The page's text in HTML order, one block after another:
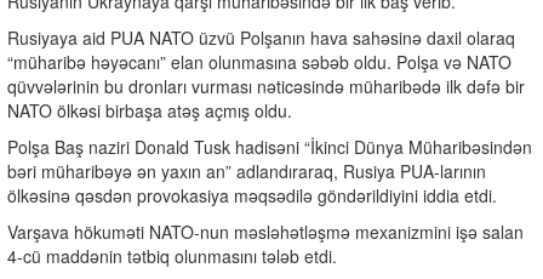
Rusiyaya aid PUA NATO üzvü Polşanın hava sahəsinə daxil olaraq
“müharibə həyəcanı” elan olunmasına səbəb oldu. Polşa və NATO
qüvvələrinin bu dronları vurması nəticəsində müharibədə ilk dəfə bir
NATO ölkəsi birbaşa atəş açmış oldu.
Polşa Baş naziri Donald Tusk hadisəni “İkinci Dünya Müharibəsindən
bəri müharibəyə ən yaxın an” adlandıraraq, Rusiya PUA-larının
ölkəsinə qəsdən provokasiya məqsədilə göndərildiyini iddia etdi.
Varşava hökuməti NATO-nun məsləhətləşmə mexanizmini işə salan
4-cü maddənin tətbiq olunmasını tələb etdi.